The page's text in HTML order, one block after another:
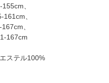
、
、
、
167cm
ステル100%